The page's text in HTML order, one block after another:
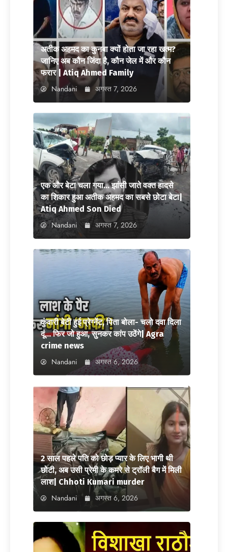
अतीक अहमद का कुनबा क्यों होता जा रहा खत्म?
जानिए अब कौन जिंदा है, कौन जेल में और कौन
फरार | Atiq Ahmed Family
Nandani अगस्त 7, 2026
एक और बेटा चला गया… झांसी जाते वक्त हादसे
का शिकार हुआ अतीक अहमद का सबसे छोटा बेटा|
Atiq Ahmed Son Died
Nandani अगस्त 7, 2026
कुंवारी बेटी हुई प्रेग्नेंट, पिता बोला- चलो दवा दिला
दूं… फिर जो हुआ, सुनकर कांप उठेंगे| Agra
crime news
Nandani अगस्त 6, 2026
2 साल पहले पति को छोड़ प्यार के लिए भागी थी
छोटी, अब उसी प्रेमी के कमरे से ट्रॉली बैग में मिली
लाश| Chhoti Kumari murder
Nandani अगस्त 6, 2026